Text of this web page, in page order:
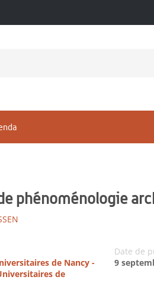
phénoménologie
de Nancy -
de
Date de
9